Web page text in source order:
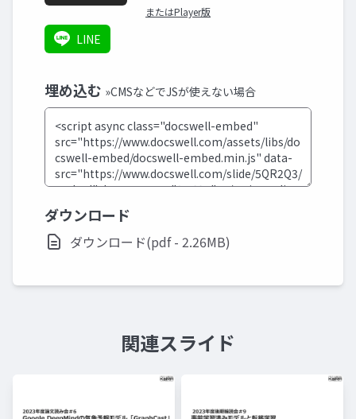
またはPlayer版
LINE
埋め込む »CMSなどでJSが使えない場合
ダウンロード
ダウンロード(pdf - 2.26MB)
関連スライド